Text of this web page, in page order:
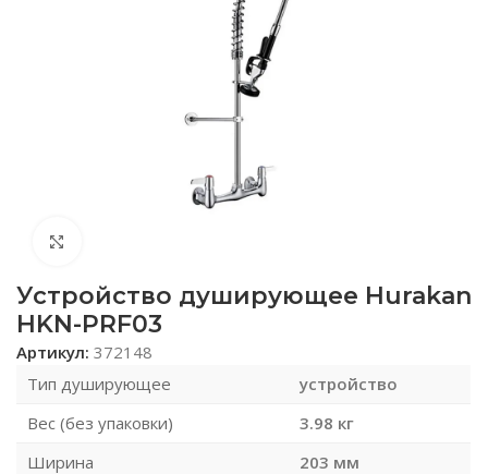
Устройство душирующее Hurakan
HKN-PRF03
Артикул: 372148
Тип душирующее
устройство
Вес (без упаковки)
3.98 кг
Ширина
203 мм